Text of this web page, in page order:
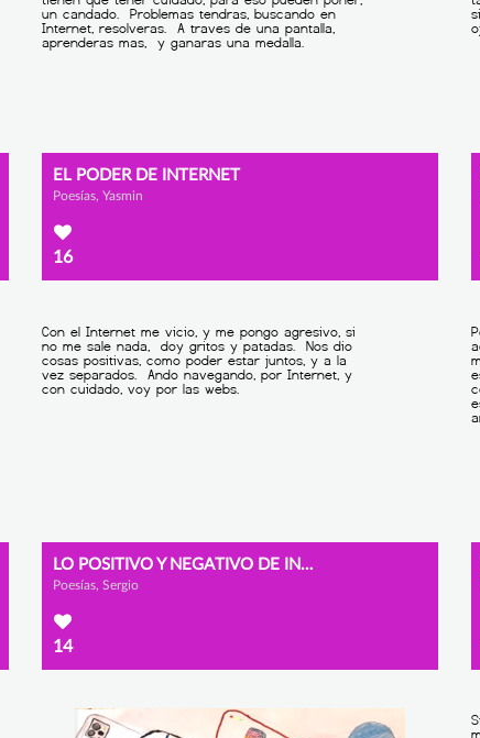
EL PODER DE INTERNET
Poesías, Yasmin
16
LO POSITIVO Y NEGATIVO DE INTERNET
Poesías, Sergio
14